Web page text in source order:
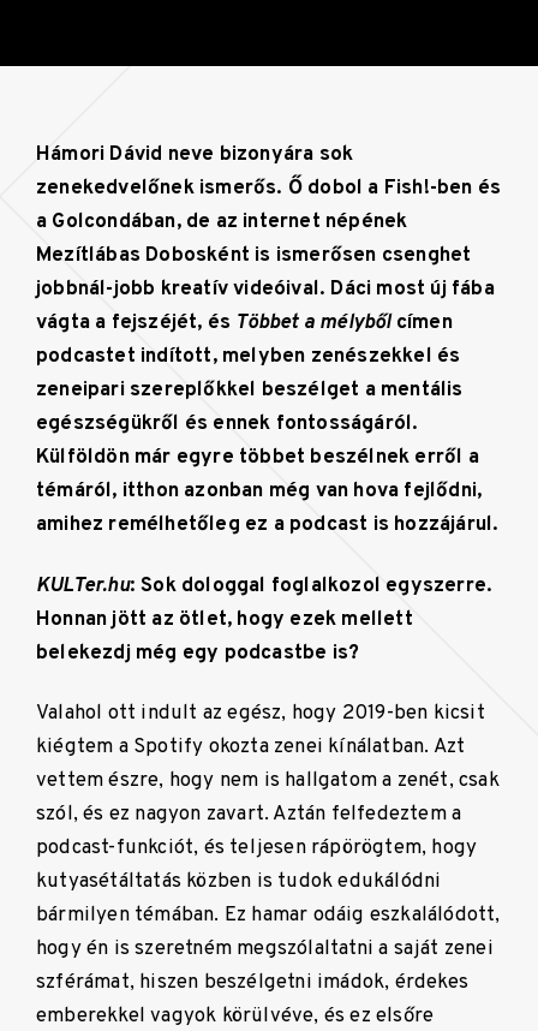
Hámori Dávid neve bizonyára sok
zenekedvelőnek ismerős. Ő dobol a Fish!-ben és
a Golcondában, de az internet népének
Mezítlábas Dobosként is ismerősen csenghet
jobbnál-jobb kreatív videóival. Dáci most új fába
vágta a fejszéjét, és Többet a mélybőlcímen
podcastet indított, melyben zenészekkel és
zeneipari szereplőkkel beszélget a mentális
egészségükről és ennek fontosságáról.
Külföldön már egyre többet beszélnek erről a
témáról, itthon azonban még van hova fejlődni,
amihez remélhetőleg ez a podcast is hozzájárul.
KULTer.hu: Sok dologgal foglalkozol egyszerre.
Honnan jött az ötlet, hogy ezek mellett
belekezdj még egy podcastbe is?
Valahol ott indult az egész, hogy 2019-ben kicsit
kiégtem a Spotify okozta zenei kínálatban. Azt
vettem észre, hogy nem is hallgatom a zenét, csak
szól, és ez nagyon zavart. Aztán felfedeztem a
podcast-funkciót, és teljesen rápörögtem, hogy
kutyasétáltatás közben is tudok edukálódni
bármilyen témában. Ez hamar odáig eszkalálódott,
hogy én is szeretném megszólaltatni a saját zenei
szférámat, hiszen beszélgetni imádok, érdekes
emberekkel vagyok körülvéve, és ez elsőre